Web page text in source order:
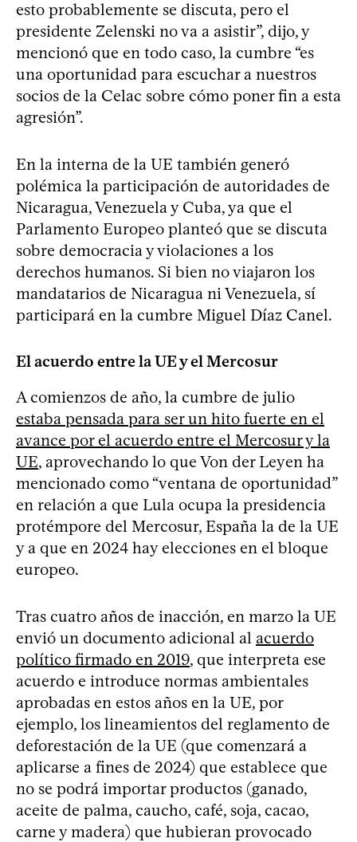
esto probablemente se discuta, pero el
presidente Zelenski no va a asistir”, dijo, y
mencionó que en todo caso, la cumbre “es
una oportunidad para escuchar a nuestros
socios de la Celac sobre cómo poner fin a esta
agresión”.
En la interna de la UE también generó
polémica la participación de autoridades de
Nicaragua, Venezuela y Cuba, ya que el
Parlamento Europeo planteó que se discuta
sobre democracia y violaciones a los
derechos humanos. Si bien no viajaron los
mandatarios de Nicaragua ni Venezuela, sí
participará en la cumbre Miguel Díaz Canel.
El acuerdo entre la UE y el Mercosur
A comienzos de año, la cumbre de julio
estaba pensada para ser un hito fuerte en el
avance por el acuerdo entre el Mercosur y la
UE, aprovechando lo que Von der Leyen ha
mencionado como “ventana de oportunidad”
en relación a que Lula ocupa la presidencia
protémpore del Mercosur, España la de la UE
y a que en 2024 hay elecciones en el bloque
europeo.
Tras cuatro años de inacción, en marzo la UE
envió un documento adicional al acuerdo
político firmado en 2019, que interpreta ese
acuerdo e introduce normas ambientales
aprobadas en estos años en la UE, por
ejemplo, los lineamientos del reglamento de
deforestación de la UE (que comenzará a
aplicarse a fines de 2024) que establece que
no se podrá importar productos (ganado,
aceite de palma, caucho, café, soja, cacao,
carne y madera) que hubieran provocado